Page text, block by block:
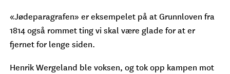
«Jødeparagrafen» er eksempelet på at Grunnloven fra
1814 også rommet ting vi skal være glade for at er
fjernet for lenge siden.
Henrik Wergeland ble voksen, og tok opp kampen mot